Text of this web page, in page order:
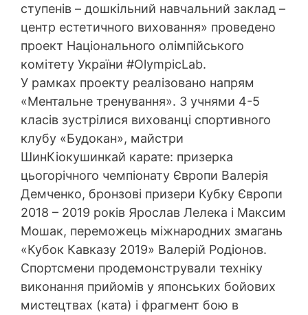
ступенів – дошкільний навчальний заклад –
центр естетичного виховання» проведено
проект Національного олімпійського
комітету України #OlympicLab.
У рамках проекту реалізовано напрям
«Ментальне тренування». З учнями 4-5
класів зустрілися вихованці спортивного
клубу «Будокан», майстри
ШинКіокушинкай карате: призерка
цьогорічного чемпіонату Європи Валерія
Демченко, бронзові призери Кубку Європи
2018 – 2019 років Ярослав Лелека і Максим
Мошак, переможець міжнародних змагань
«Кубок Кавказу 2019» Валерій Родіонов.
Спортсмени продемонстрували техніку
виконання прийомів у японських бойових
мистецтвах (ката) і фрагмент бою в